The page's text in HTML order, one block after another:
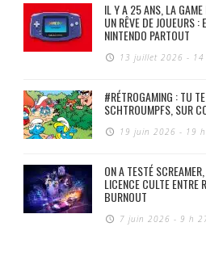
IL Y A 25 ANS, LA
UN RÊVE DE JOUEURS :
NINTENDO PARTOUT
13 juillet 2026 -
#RÉTROGAMING : TU
SCHTROUMPFS, SUR
19 juin 2026 - 19
ON A TESTÉ
LICENCE CULTE ENTRE
BURNOUT
7 juin 2026 - 9 h